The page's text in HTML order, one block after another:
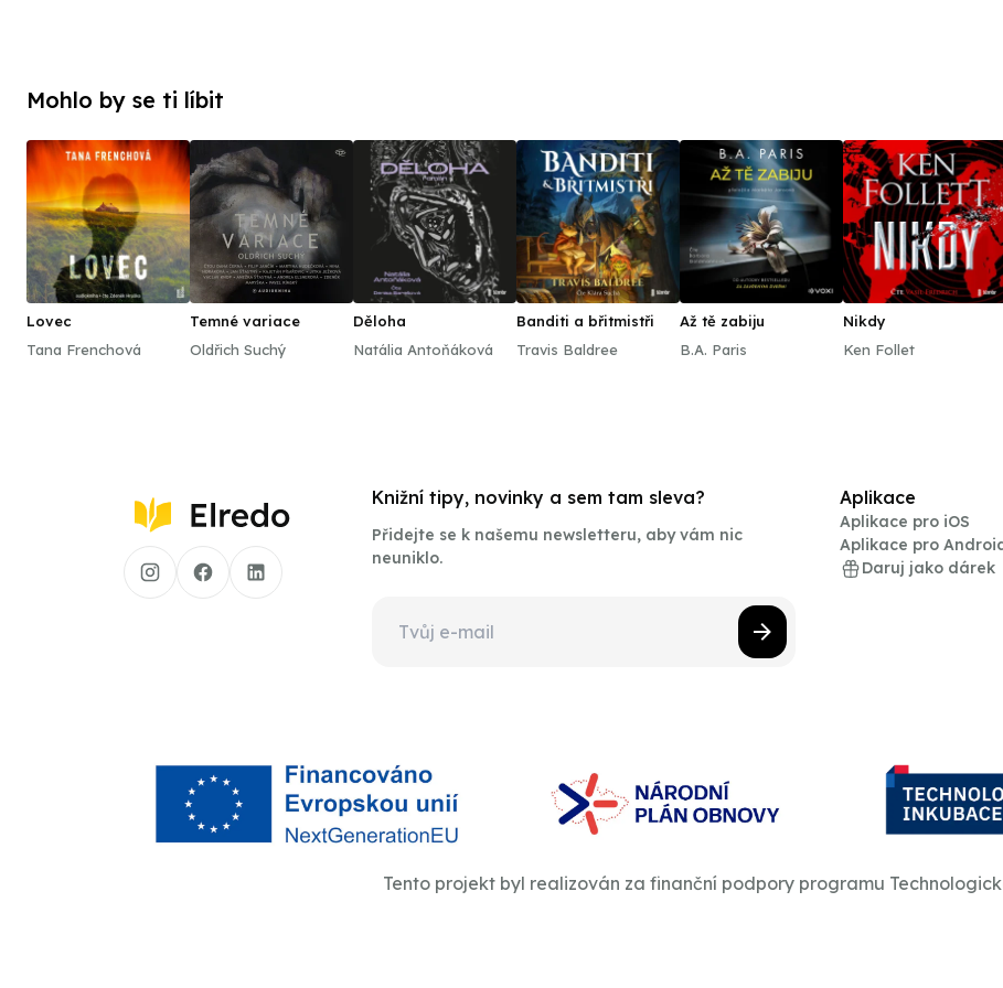
Mohlo by se ti líbit
Lovec
Tana Frenchová
Temné variace
Oldřich Suchý
Děloha
Natália Antoňáková
Banditi a břitmistři
Travis Baldree
Až tě zabiju
B.A. Paris
Nikdy
Ken Follet
Knižní tipy, novinky a sem tam sleva?
Přidejte se k našemu newsletteru, aby vám nic
neuniklo.
Aplikace
Aplikace pro iOS
Aplikace pro
Daruj jako dárek
Tento projekt byl realizován za finanční podpory programu